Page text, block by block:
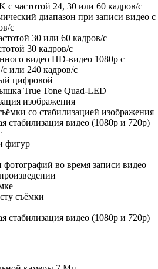
с частотой 24, 30 или 60 кадров/с
диапазон при записи видео с
с
30 или 60 кадров/с
30 кадров/с
видео HD-видео 1080р c
с или 240 кадров/с
цифровой
True Tone Quad-LED
изображения
со стабилизацией изображения
стабилизация видео (1080p и 720p)
фигур
фотографий во время записи видео
съёмки
стабилизация видео (1080p и 720p)